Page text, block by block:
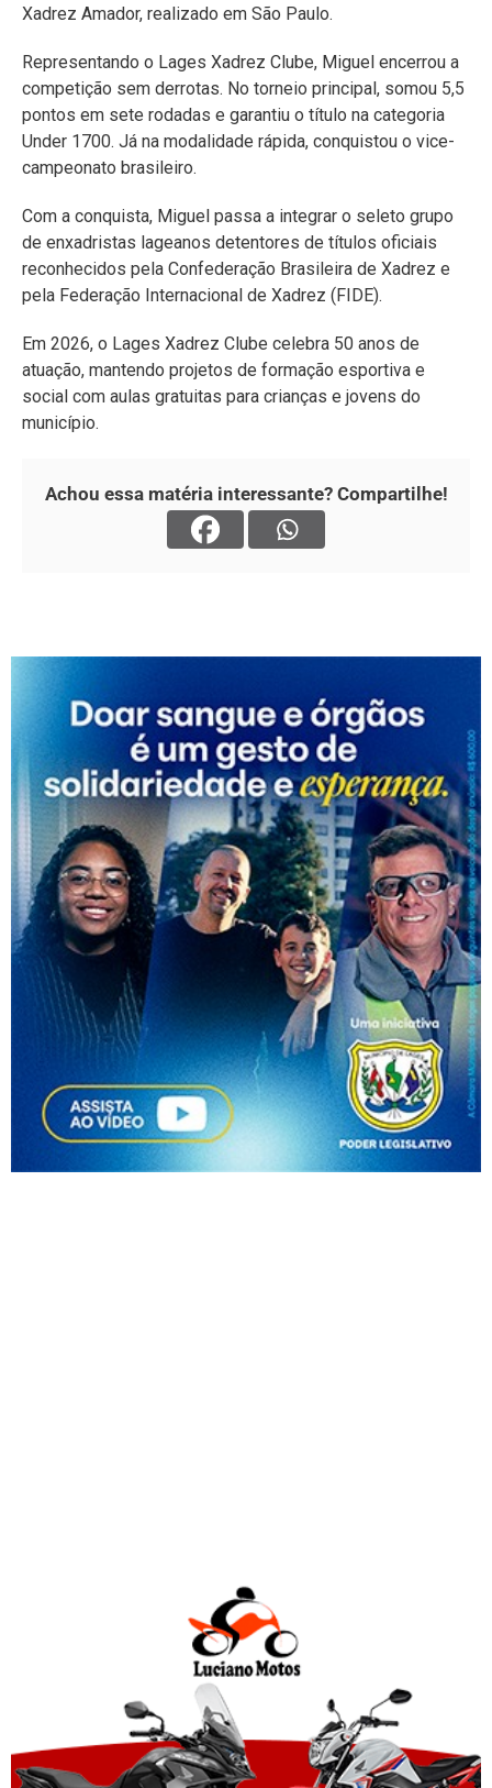
Xadrez Amador, realizado em São Paulo.
Representando o Lages Xadrez Clube, Miguel encerrou a
competição sem derrotas. No torneio principal, somou 5,5
pontos em sete rodadas e garantiu o título na categoria
Under 1700. Já na modalidade rápida, conquistou o vice-
campeonato brasileiro.
Com a conquista, Miguel passa a integrar o seleto grupo
de enxadristas lageanos detentores de títulos oficiais
reconhecidos pela Confederação Brasileira de Xadrez e
pela Federação Internacional de Xadrez (FIDE).
Em 2026, o Lages Xadrez Clube celebra 50 anos de
atuação, mantendo projetos de formação esportiva e
social com aulas gratuitas para crianças e jovens do
município.
Achou essa matéria interessante? Compartilhe!